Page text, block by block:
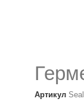
Артикул